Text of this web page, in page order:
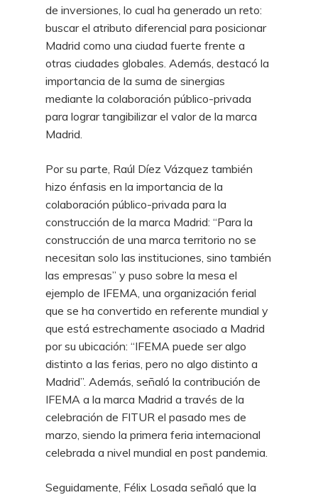
de inversiones, lo cual ha generado un reto:
buscar el atributo diferencial para posicionar
Madrid como una ciudad fuerte frente a
otras ciudades globales. Además, destacó la
importancia de la suma de sinergias
mediante la colaboración público-privada
para lograr tangibilizar el valor de la marca
Madrid.
Por su parte, Raúl Díez Vázquez también
hizo énfasis en la importancia de la
colaboración público-privada para la
construcción de la marca Madrid: “Para la
construcción de una marca territorio no se
necesitan solo las instituciones, sino también
las empresas” y puso sobre la mesa el
ejemplo de IFEMA, una organización ferial
que se ha convertido en referente mundial y
que está estrechamente asociado a Madrid
por su ubicación: “IFEMA puede ser algo
distinto a las ferias, pero no algo distinto a
Madrid”. Además, señaló la contribución de
IFEMA a la marca Madrid a través de la
celebración de FITUR el pasado mes de
marzo, siendo la primera feria internacional
celebrada a nivel mundial en post pandemia.
Seguidamente, Félix Losada señaló que la